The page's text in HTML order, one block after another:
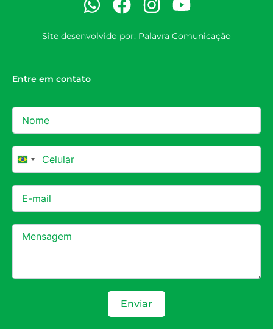
Site desenvolvido por: Palavra Comunicação
Entre em contato
Brazil +55
Enviar